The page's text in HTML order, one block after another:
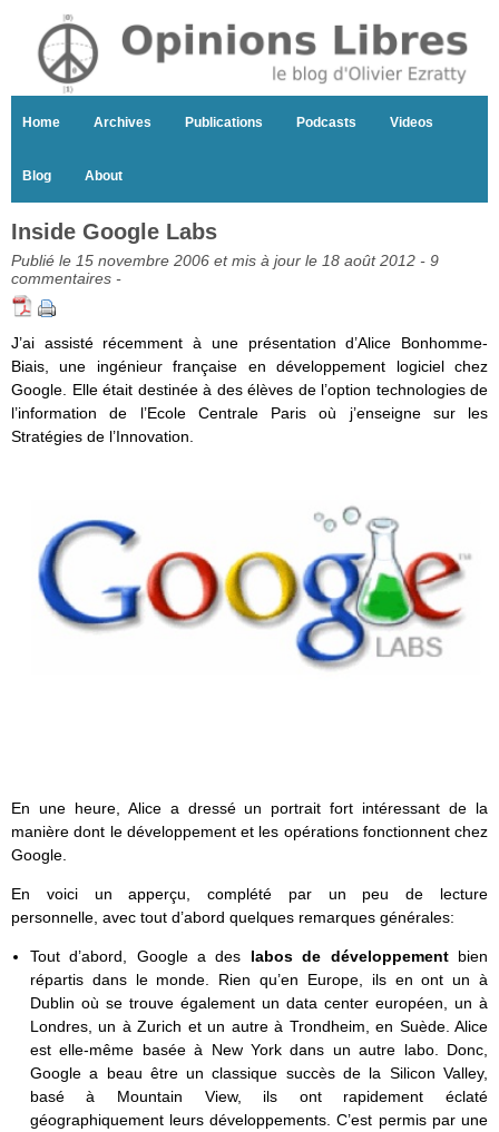
Home Archives Publications Podcasts Videos
Blog About
Inside Google Labs
Publié le 15 novembre 2006 et mis à jour le 18 août 2012 - 9
commentaires -
J’ai assisté récemment à une présentation d’Alice Bonhomme-
Biais, une ingénieur française en développement logiciel chez
Google. Elle était destinée à des élèves de l’option technologies de
l’information de l’Ecole Centrale Paris où j’enseigne sur les
Stratégies de l’Innovation.
En une heure, Alice a dressé un portrait fort intéressant de la
manière dont le développement et les opérations fonctionnent chez
Google.
En voici un apperçu, complété par un peu de lecture
personnelle, avec tout d’abord quelques remarques générales:
Tout d’abord, Google a des labos de développement bien
répartis dans le monde. Rien qu’en Europe, ils en ont un à
Dublin où se trouve également un data center européen, un à
Londres, un à Zurich et un autre à Trondheim, en Suède. Alice
est elle-même basée à New York dans un autre labo. Donc,
Google a beau être un classique succès de la Silicon Valley,
basé à Mountain View, ils ont rapidement éclaté
géographiquement leurs développements. C’est permis par une